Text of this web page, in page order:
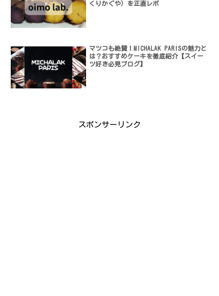
くりかぐや）を正直レポ
マツコも絶賛！MICHALAK PARISの魅力と
は？おすすめケーキを徹底紹介【スイー
ツ好き必見ブログ】
スポンサーリンク